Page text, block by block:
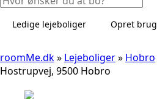
Ledige lejeboliger Opret
roomMe.dk» Lejeboliger» Hobro
Hostrupvej, 9500 Hobro